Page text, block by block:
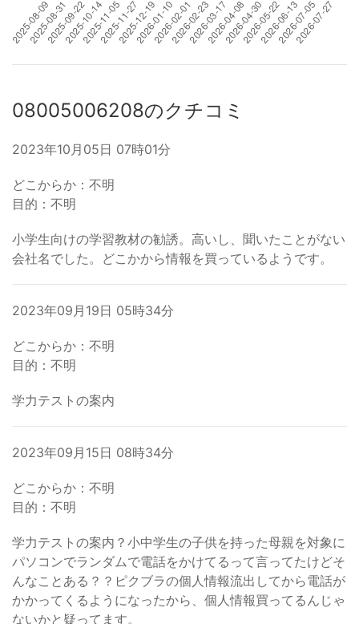
08005006208のクチコミ
2023年10月05日 07時01分
どこからか：不明
目的：不明
小学生向けの学習教材の勧誘。高いし、聞いたことがない
会社名でした。どこかから情報を買っているようです。
2023年09月19日 05時34分
どこからか：不明
目的：不明
学力テストの案内
2023年09月15日 08時34分
どこからか：不明
目的：不明
学力テストの案内？小中学生の子供を持った母親を対象に
パソコンでランダムで電話をかけてるって言ってたけどそ
んなことある？？ピクブラの個人情報流出してから電話が
かかってくるようになったから、個人情報買ってるんじゃ
ないかと疑ってます。